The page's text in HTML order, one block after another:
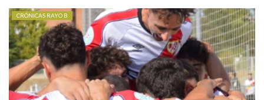
CRÓNICAS RAYO B